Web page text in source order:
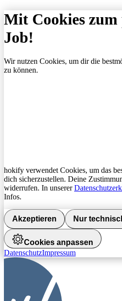
Mit Cookies zum
Job!
Wir nutzen Cookies, um dir die
zu können.
hokify verwendet Cookies, um das
dich sicherzustellen. Deine
widerrufen. In unserer
Infos.
Akzeptieren Nur
Cookies anpassen
DatenschutzImpressum